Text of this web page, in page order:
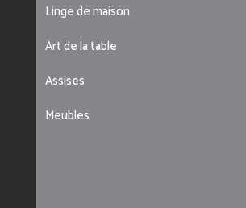
Linge de maison
Art de la table
Assises
Meubles